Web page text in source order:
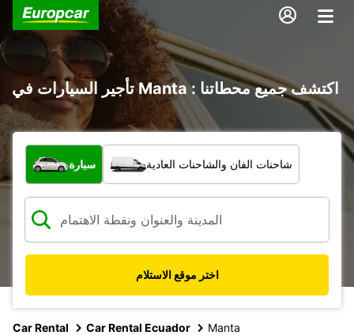
تأجير السيارات في Manta : اكتشف جميع محطاتنا
ما نوع المركبة؟
سيارة شاحنات الفان والشاحنات العادية
اختر موقع الاستلام
Car Rental Car Rental Ecuador Manta